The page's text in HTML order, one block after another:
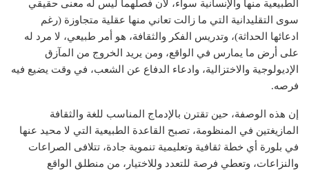
الطبيعية منها والإنسانية سواء، لأن فصلهما ليس له معنى حقيقي
سوى التقليدانية التي ما زالت تعاني منها عقلية متجاوزة (رغم
ادعائها الحداثة)، وتدريس الفكر والثقافة، هو أمر طبيعي، لا مرد له
على أرض ما يمارس في الواقع، ومن يريد الخروج من المآزق
الإديولوجية والاختزالية، وادعاء الدفاع عن الشعب، في وقت يضيع فيه
فرصه.
إن هذه الوصفة، حين تقترن بالإدماج المناسب للغة والثقافة
المازيغتين في المنظومة، تصبح القاعدة الطبيعية التي لا محيد عنها
في بلورة أي خطة ثقافية وتعليمية تنموية جادة، تتلافى الصراعات
والنزاعات، وتعطي فرصة للتعدد وللاختيار، من منطلق الواقع